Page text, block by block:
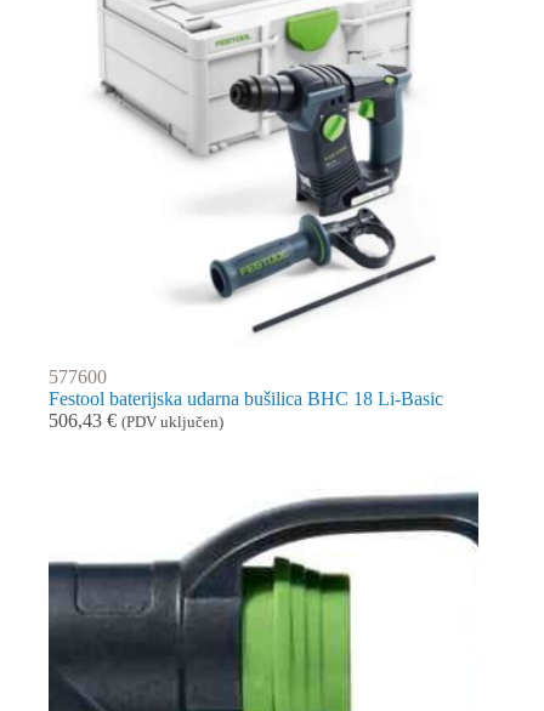
577600
Festool baterijska udarna bušilica BHC 18 Li-Basic
506,43 € (PDV uključen)